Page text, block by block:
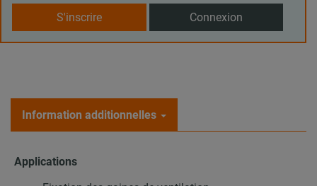
S'inscrire Connexion
Information additionnelles
Applications